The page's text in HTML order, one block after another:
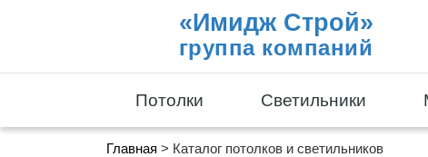
«Имидж Строй»
группа компаний
Потолки Светильники
Главная > Каталог потолков и светильников